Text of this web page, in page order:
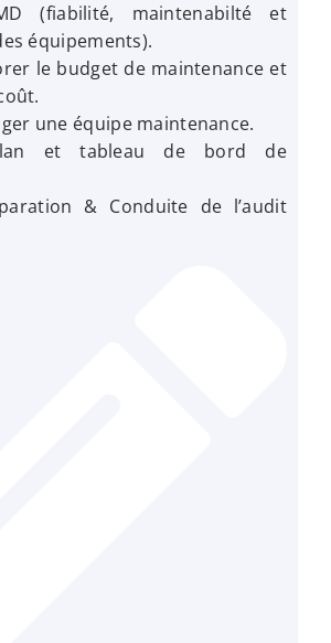
(fiabilité, maintenabilté et
équipements).
le budget de maintenance et
une équipe maintenance.
et tableau de bord de
& Conduite de l’audit